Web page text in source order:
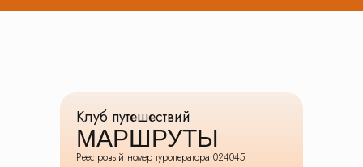
МАРШРУТЫ
Клуб путешествий
Реестровый номер туроператора 024045
Все актуальные предложения, скидки
и акции вы можете найти в наших группах